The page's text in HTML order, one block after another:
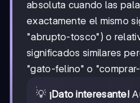
absoluta cuando las
exactamente el mismo
"abrupto-tosco") o
significados similares
"gato-felino" o
💡 ¡Dato interesante!